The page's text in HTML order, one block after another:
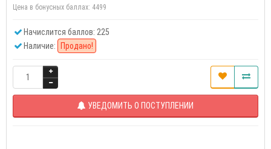
Цена в бонусных баллах: 4499
Начислится баллов: 225
Наличие: Продано!
УВЕДОМИТЬ О ПОСТУПЛЕНИИ